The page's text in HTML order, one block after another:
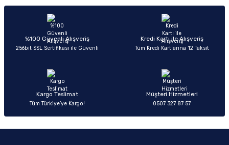
%100 Güvenli Alışveriş
256bit SSL Sertifikası ile Güvenli
Kredi Kartı ile Alışveriş
Tüm Kredi Kartlarına 12 Taksit
Kargo Teslimat
Tüm Türkiye’ye Kargo!
Müşteri Hizmetleri
0507 327 87 57